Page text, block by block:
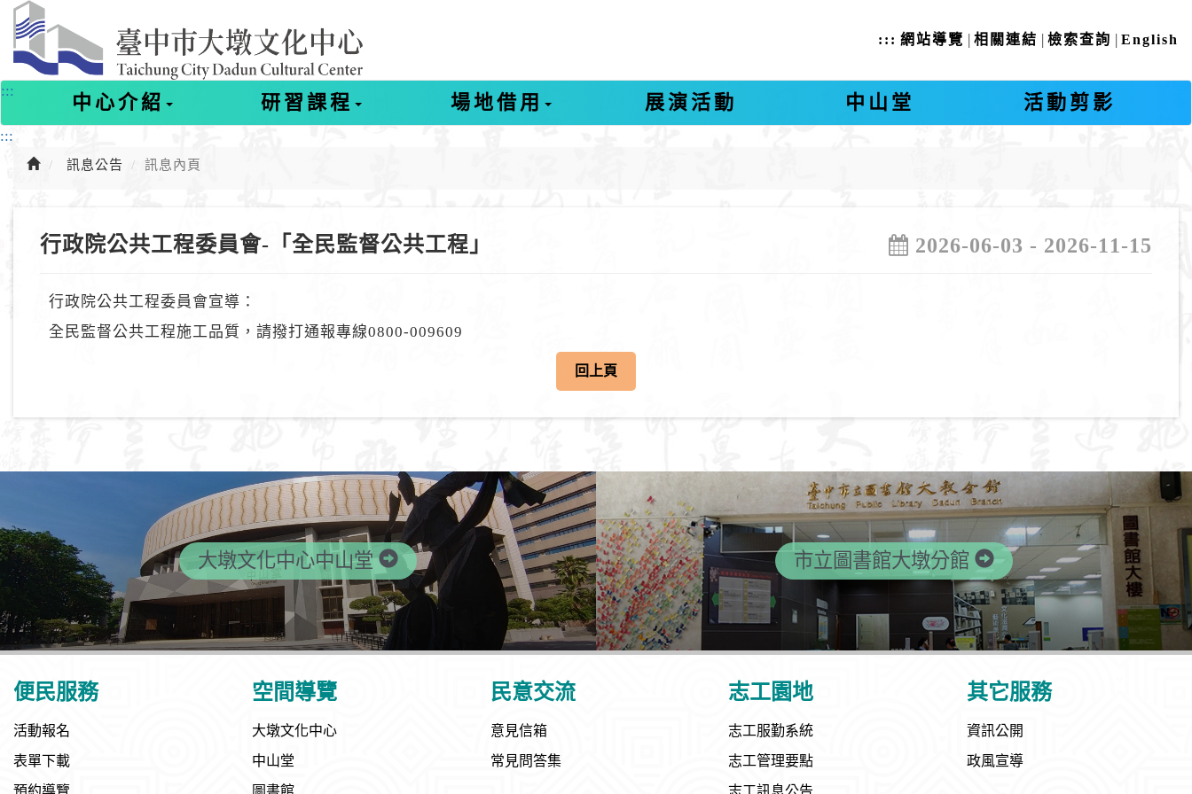
進
入
主
要
::: 網站導覽 |相關連結 |檢索查詢 |English
:::
中心介紹 研習課程 場地借用 展演活動 中山堂 活動剪影
:::
訊息公告 訊息內頁
行政院公共工程委員會-「全民監督公共工程」 2026-06-03 - 2026-11-15
行政院公共工程委員會宣導：
全民監督公共工程施工品質，請撥打通報專線0800-009609
回上頁
大墩文化中心中山堂 市立圖書館大墩分館
便民服務
活動報名
表單下載
預約導覽
空間導覽
大墩文化中心
中山堂
圖書館
民意交流
意見信箱
常見問答集
志工園地
志工服勤系統
志工管理要點
志工訊息公告
其它服務
資訊公開
政風宣導